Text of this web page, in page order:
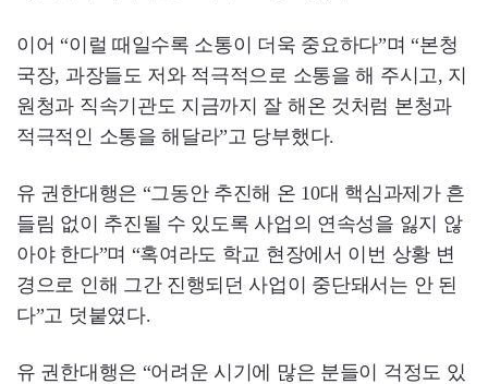
이어 “이럴 때일수록 소통이 더욱 중요하다”며 “본청
국장, 과장들도 저와 적극적으로 소통을 해 주시고, 지
원청과 직속기관도 지금까지 잘 해온 것처럼 본청과
적극적인 소통을 해달라”고 당부했다.
유 권한대행은 “그동안 추진해 온 10대 핵심과제가 흔
들림 없이 추진될 수 있도록 사업의 연속성을 잃지 않
아야 한다”며 “혹여라도 학교 현장에서 이번 상황 변
경으로 인해 그간 진행되던 사업이 중단돼서는 안 된
다”고 덧붙였다.
유 권한대행은 “어려운 시기에 많은 분들이 걱정도 있